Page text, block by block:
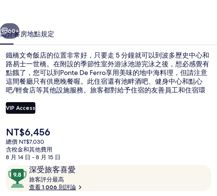
相
片
集
個 下一個
60+
簡介客房地點規定
鐵橋文奇飯店的位置非常好，只要走 5 分鐘就可以到波多歷史中心和
路易士一世橋。在附設的季節性室外游泳池游完泳之後，想必感覺有
點餓了，您可以到Ponte De Ferro享用美味的地中海料理，但請注意
這間餐廳只有供應晚餐喔。此住宿還有池畔酒吧、健身中心和點心
吧/輕食店等其他設施服務。旅客都對給予住宿的友善員工和住宿環
園站，里貝拉站則是走 8 分鐘可以到。
VIP Access
目
前
的
價
是
NT$6,456
NT$6,456
總價 NT$7,030
含稅金和其他費用
8 月 14 日 - 8 月 15 日
評
論
深受旅客喜愛
9.8
分，
滿
旅客評分最高
客
查看 1,006 則評論